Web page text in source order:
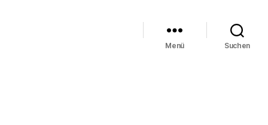
Menü Suchen